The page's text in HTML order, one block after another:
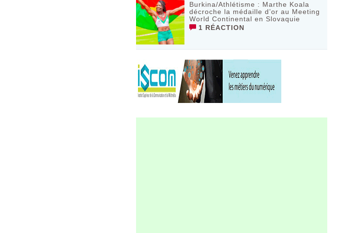
Burkina/Athlétisme : Marthe Koala
décroche la médaille d’or au Meeting
World Continental en Slovaquie ‎
1 RÉACTION